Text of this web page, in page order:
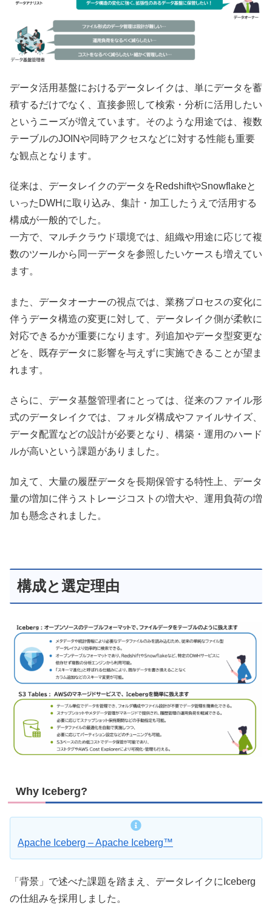
データ活用基盤におけるデータレイクは、単にデータを蓄
積するだけでなく、直接参照して検索・分析に活用したい
というニーズが増えています。そのような用途では、複数
テーブルのJOINや同時アクセスなどに対する性能も重要
な観点となります。
従来は、データレイクのデータをRedshiftやSnowflakeと
いったDWHに取り込み、集計・加工したうえで活用する
構成が一般的でした。
一方で、マルチクラウド環境では、組織や用途に応じて複
数のツールから同一データを参照したいケースも増えてい
ます。
また、データオーナーの視点では、業務プロセスの変化に
伴うデータ構造の変更に対して、データレイク側が柔軟に
対応できるかが重要になります。列追加やデータ型変更な
どを、既存データに影響を与えずに実施できることが望ま
れます。
さらに、データ基盤管理者にとっては、従来のファイル形
式のデータレイクでは、フォルダ構成やファイルサイズ、
データ配置などの設計が必要となり、構築・運用のハード
ルが高いという課題がありました。
加えて、大量の履歴データを長期保管する特性上、データ
量の増加に伴うストレージコストの増大や、運用負荷の増
加も懸念されました。
構成と選定理由
Why Iceberg?
Apache Iceberg – Apache Iceberg™
「背景」で述べた課題を踏まえ、データレイクにIceberg
の仕組みを採用しました。